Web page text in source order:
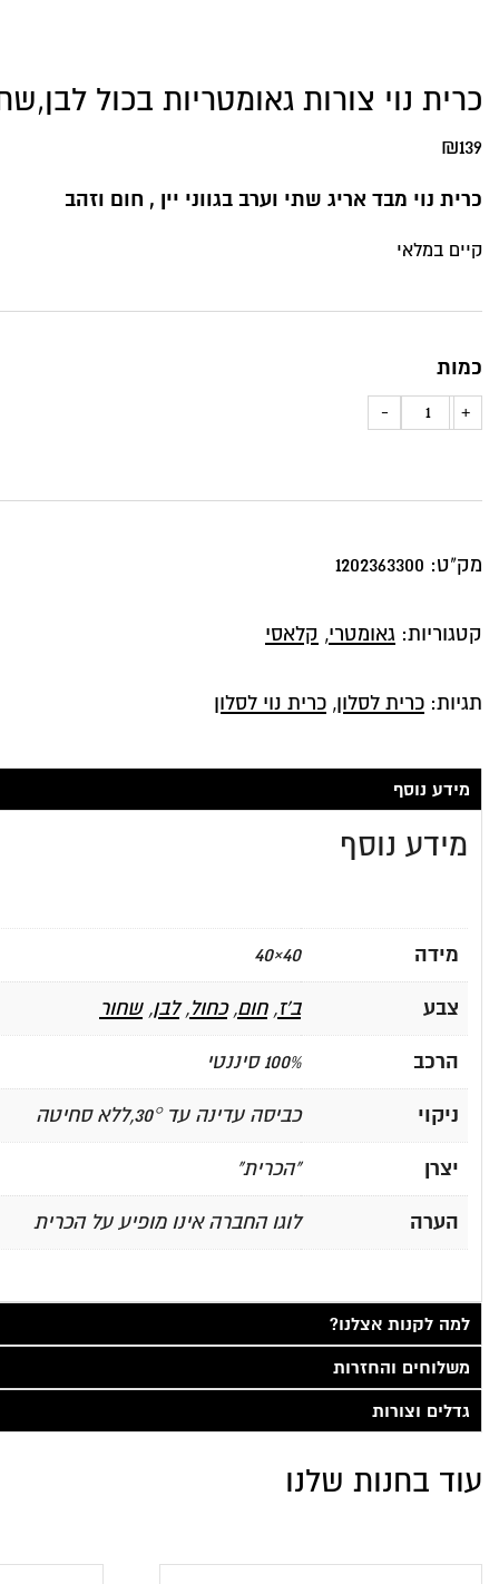
כרית נוי צורות גאומטריות בכול
₪139
כרית נוי מבד אריג שתי וערב בגווני יין , חום וזהב
קיים במלאי
כמות
+
כמות
לבן,שחור
-
מק"ט: 1202363300
קטגוריות: גאומטרי, קלאסי
תגיות: כרית לסלון, כרית נוי לסלון
מידע נוסף
מידע נוסף
מידה 40×40
צבע ב'ז,חום,כחול,לבן,שחור
הרכב 100% סיננטי
ניקוי כביסה עדינה עד 30°,ללא סחיטה
יצרן "הכרית"
הערה לוגו החברה אינו מופיע על הכרית
למה לקנות אצלנו?
משלוחים והחזרות
גדלים וצורות
עוד בחנות שלנו